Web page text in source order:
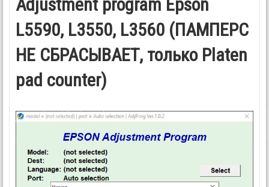
Adjustment program Epson
L5590, L3550, L3560 (ПАМПЕРС
НЕ СБРАСЫВАЕТ, только Platen
pad counter)